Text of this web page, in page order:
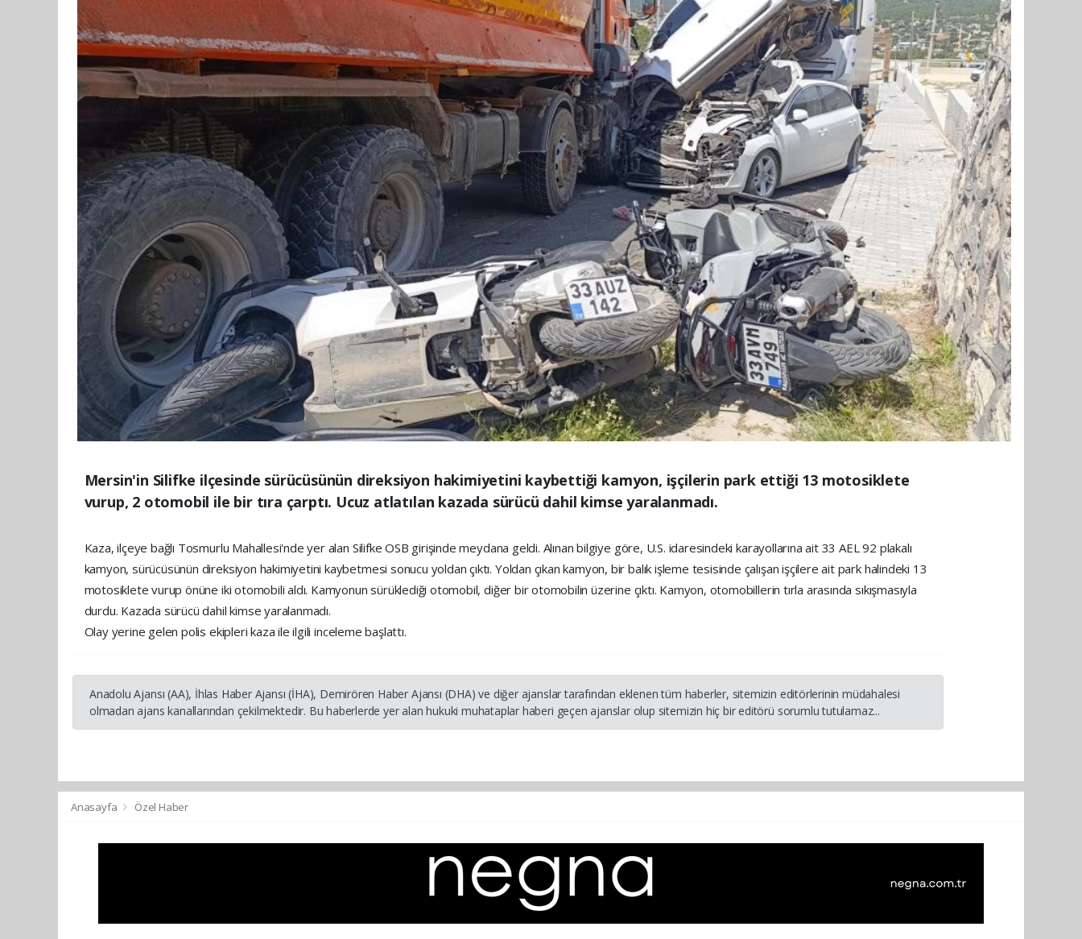
Mersin'in Silifke ilçesinde sürücüsünün direksiyon hakimiyetini kaybettiği kamyon, işçilerin park ettiği 13 motosiklete
vurup, 2 otomobil ile bir tıra çarptı. Ucuz atlatılan kazada sürücü dahil kimse yaralanmadı.
Kaza, ilçeye bağlı Tosmurlu Mahallesi'nde yer alan Silifke OSB girişinde meydana geldi. Alınan bilgiye göre, U.S. idaresindeki karayollarına ait 33 AEL 92 plakalı
kamyon, sürücüsünün direksiyon hakimiyetini kaybetmesi sonucu yoldan çıktı. Yoldan çıkan kamyon, bir balık işleme tesisinde çalışan işçilere ait park halindeki 13
motosiklete vurup önüne iki otomobili aldı. Kamyonun sürüklediği otomobil, diğer bir otomobilin üzerine çıktı. Kamyon, otomobillerin tırla arasında sıkışmasıyla
durdu. Kazada sürücü dahil kimse yaralanmadı.
Olay yerine gelen polis ekipleri kaza ile ilgili inceleme başlattı.
Anadolu Ajansı (AA), İhlas Haber Ajansı (İHA), Demirören Haber Ajansı (DHA) ve diğer ajanslar tarafından eklenen tüm haberler, sitemizin editörlerinin müdahalesi
olmadan ajans kanallarından çekilmektedir. Bu haberlerde yer alan hukuki muhataplar haberi geçen ajanslar olup sitemizin hiç bir editörü sorumlu tutulamaz...
Anasayfa Özel Haber